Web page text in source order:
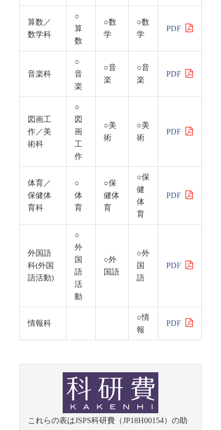
算数／
数学科
○
算
数
○数
学
○数
学
PDF
音楽科
○
音
楽
○音
楽
○音
楽
PDF
図画工
作／美
術科
○
図
画
工
作
○美
術
○美
術
PDF
体育／
保健体
育科
○
体
育
○保
健体
育
○保
健
体
育
PDF
外国語
科(外国
語活動)
○
外
国
語
活
動
○外
国語
○外
国
語
PDF
情報科
○情
報
PDF
これらの表はJSPS科研費（JP18H00154）の助